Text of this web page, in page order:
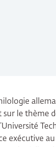
le thème
exécutive